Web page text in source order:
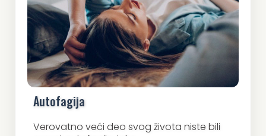
Autofagija
Verovatno veći deo svog života niste bili